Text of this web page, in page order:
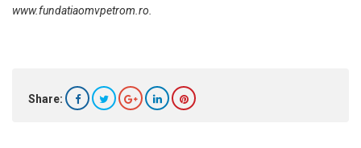
www.fundatiaomvpetrom.ro
Share: